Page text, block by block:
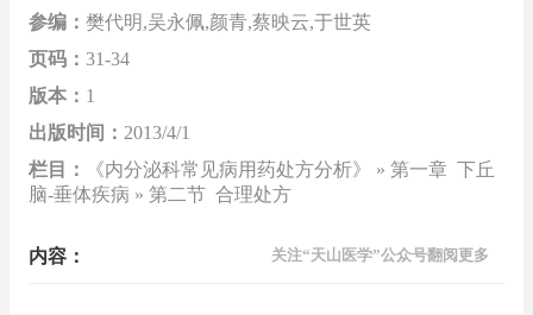
参编： 樊代明,吴永佩,颜青,蔡映云,于世英
页码： 31-34
版本： 1
出版时间： 2013/4/1
栏目：
《内分泌科常见病用药处方分析》 » 第一章 下丘
脑-垂体疾病 » 第二节 合理处方
内容： 关注“天山医学”公众号翻阅更多